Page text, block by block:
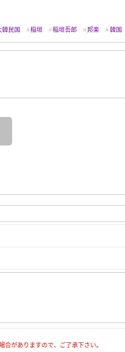
韓民国 稲垣 稲垣吾郎 邦楽 韓国
がありますので、ご了承下さい。